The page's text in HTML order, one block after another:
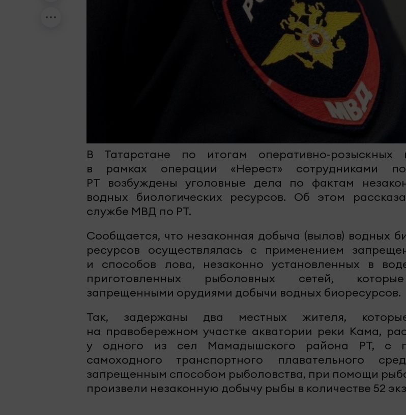
В Татарстане по итогам оперативно-розыскных
в рамках операции «Нерест» сотрудниками
РТ возбуждены уголовные дела по фактам
водных биологических ресурсов. Об этом
службе МВД по РТ.
Сообщается, что незаконная добыча (вылов) водных
ресурсов осуществлялась с применением
и способов лова, незаконно установленных в
приготовленных рыболовных сетей,
запрещенными орудиями добычи водных биоресурсов.
Так, задержаны два местных жителя,
на правобережном участке акватории реки Кама,
у одного из сел Мамадышского района РТ, с
самоходного транспортного плавательного
запрещенным способом рыболовства, при помощи
произвели незаконную добычу рыбы в количестве 52